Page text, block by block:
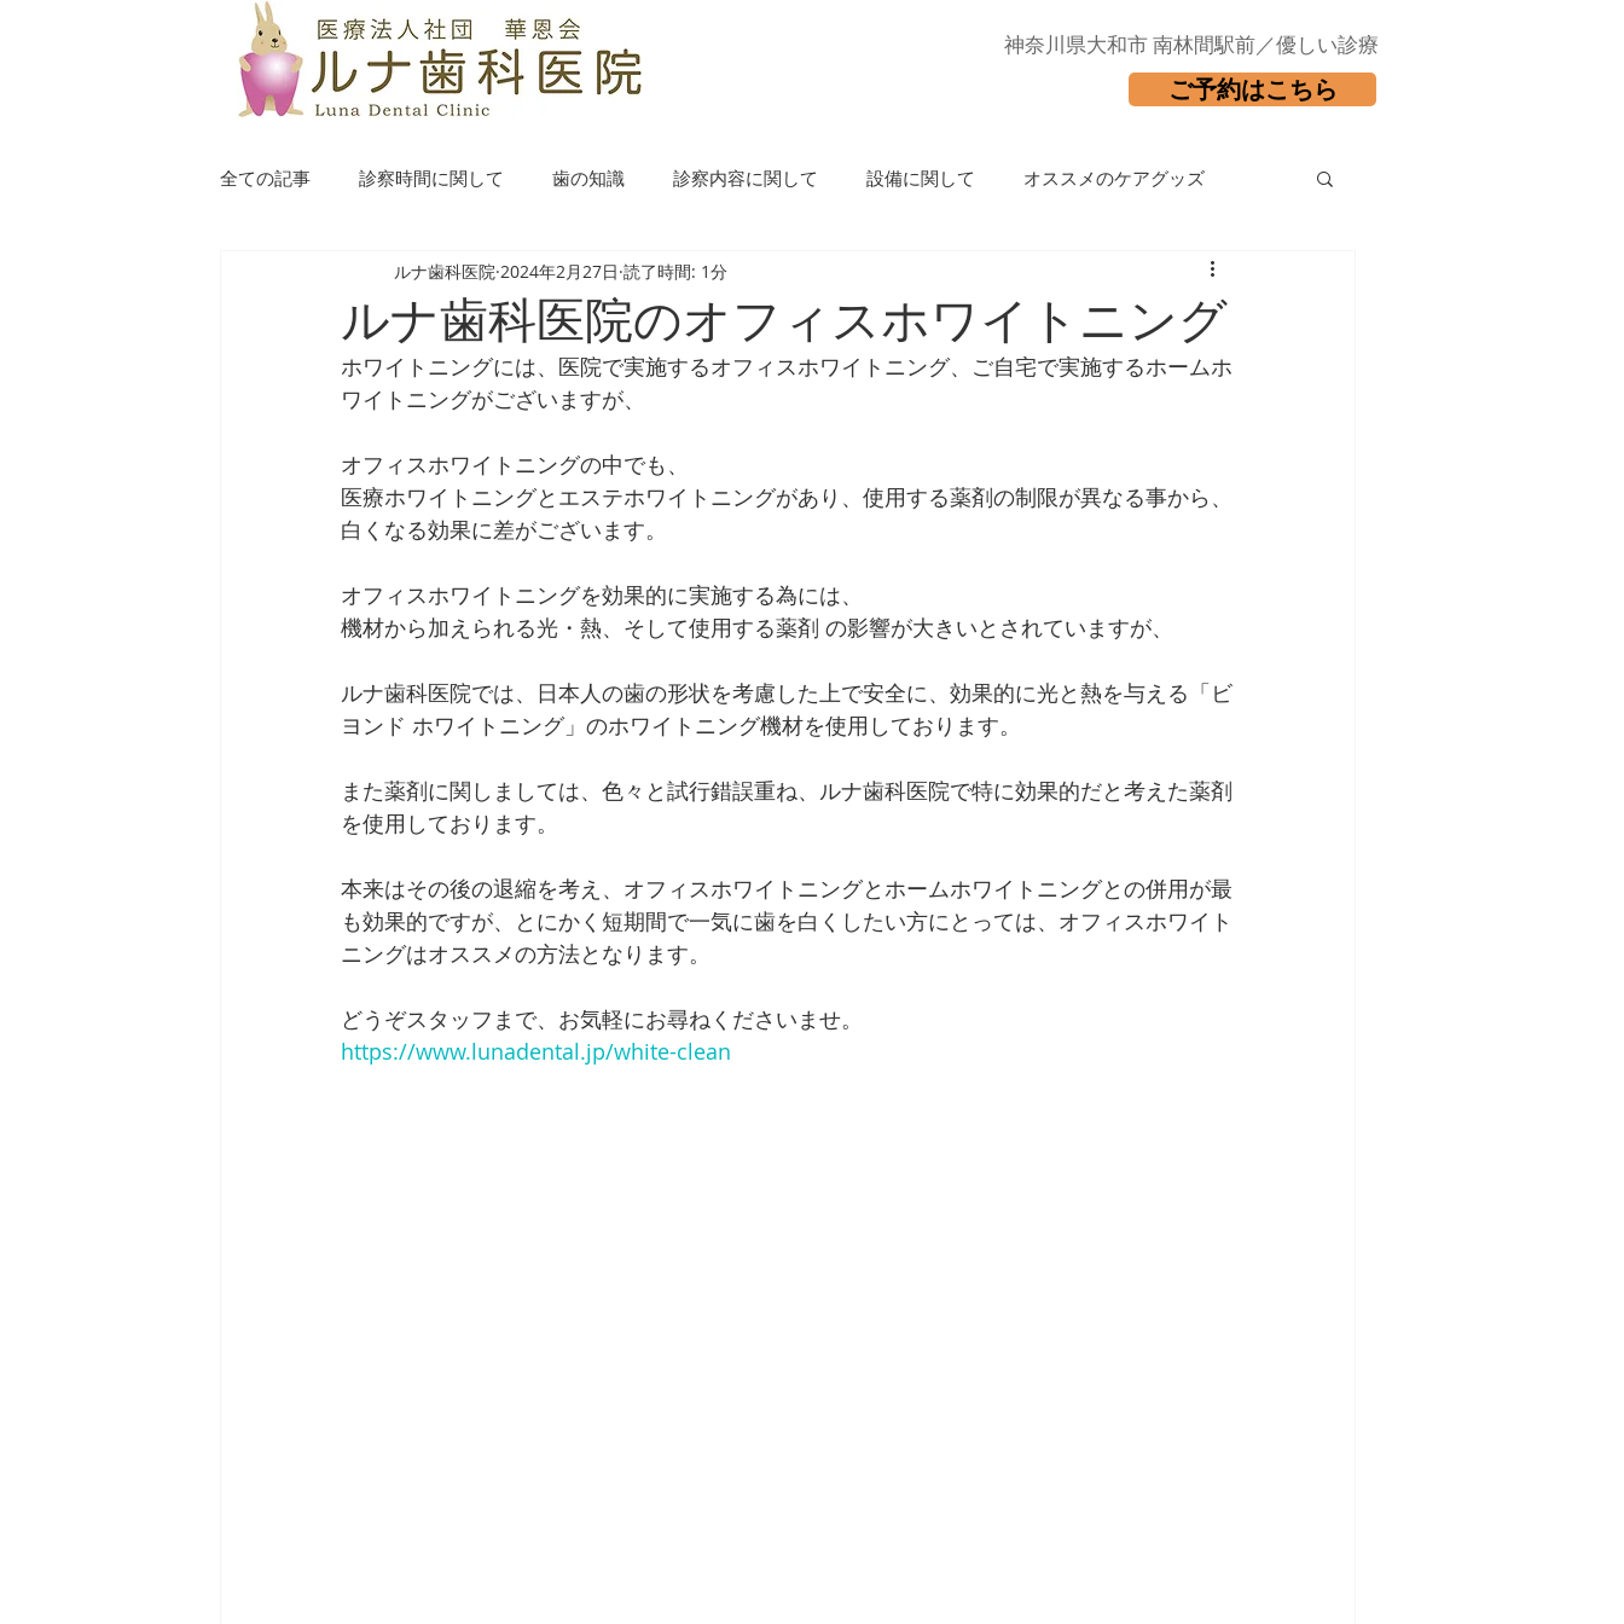
​神奈川県大和市 南林間駅前／優しい診療
ご予約はこちら
全ての記事 診察時間に関して 歯の知識 診察内容に関して 設備に関して オススメのケアグッズ
ルナ歯科医院のオフィスホワイトニング
ルナ歯科医院 2024年2月27日 読了時間: 1分
ホワイトニングには、医院で実施するオフィスホワイトニング、ご自宅で実施するホームホ
ワイトニングがございますが、
オフィスホワイトニングの中でも、
医療ホワイトニングとエステホワイトニングがあり、使用する薬剤の制限が異なる事から、
白くなる効果に差がございます。
オフィスホワイトニングを効果的に実施する為には、
機材から加えられる光・熱、そして使用する薬剤 の影響が大きいとされていますが、
ルナ歯科医院では、日本人の歯の形状を考慮した上で安全に、効果的に光と熱を与える「ビ
ヨンド ホワイトニング」のホワイトニング機材を使用しております。
また薬剤に関しましては、色々と試行錯誤重ね、ルナ歯科医院で特に効果的だと考えた薬剤
を使用しております。
本来はその後の退縮を考え、オフィスホワイトニングとホームホワイトニングとの併用が最
も効果的ですが、とにかく短期間で一気に歯を白くしたい方にとっては、オフィスホワイト
ニングはオススメの方法となります。
どうぞスタッフまで、お気軽にお尋ねくださいませ。
https://www.lunadental.jp/white-clean